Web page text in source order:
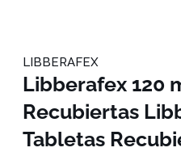
LIBBERAFEX
Libberafex 120
Recubiertas
Tabletas